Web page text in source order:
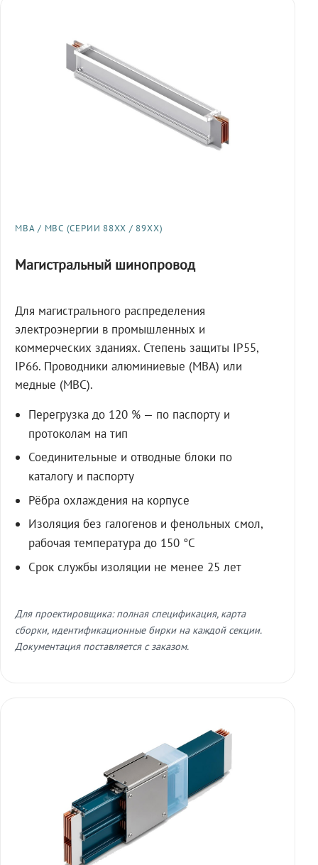
МВА / МВС (СЕРИИ 88XX / 89XX)
Магистральный шинопровод
Для магистрального распределения
электроэнергии в промышленных и
коммерческих зданиях. Степень защиты IP55,
IP66. Проводники алюминиевые (МВА) или
медные (МВС).
Перегрузка до 120 % — по паспорту и
протоколам на тип
Соединительные и отводные блоки по
каталогу и паспорту
Рёбра охлаждения на корпусе
Изоляция без галогенов и фенольных смол,
рабочая температура до 150 °C
Срок службы изоляции не менее 25 лет
Для проектировщика: полная спецификация, карта
сборки, идентификационные бирки на каждой секции.
Документация поставляется с заказом.